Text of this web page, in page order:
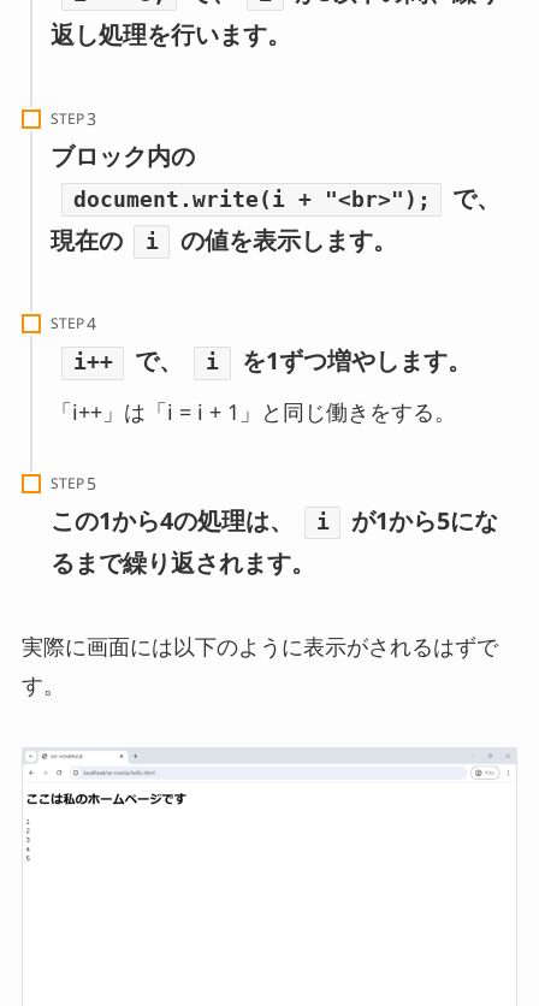
返し処理を行います。
STEP
ブロック内の
document.write(i + "<br>");
で、
現在の
i の値を表示します。
STEP
i++ で、 i を1ずつ増やします。
「i++」は「i = i + 1」と同じ働きをする。
STEP
この1から4の処理は、 i
が1から5にな
るまで繰り返されます。
実際に画面には以下のように表示がされるはずで
す。